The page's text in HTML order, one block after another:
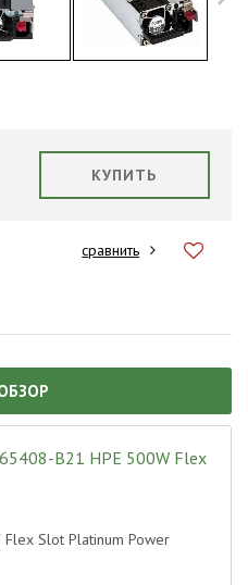
КУПИТЬ
сравнить
B21 HPE 500W Flex
Slot Platinum Power